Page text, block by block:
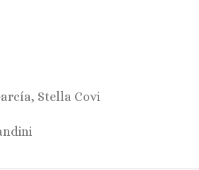
Stella Covi